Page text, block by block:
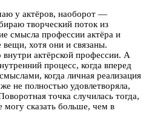
у актёров, наоборот —
творческий поток из
смысла профессии актёра и
хотя они и связаны.
актёрской профессии. А
процесс, когда вперед
когда личная реализация
не полностью удовлетворяла,
точка случилась тогда,
могу сказать больше, чем в